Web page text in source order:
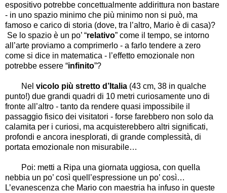
espositivo potrebbe concettualmente addirittura non bastare
- in uno spazio minimo che più minimo non si può, ma
famoso e carico di storia (dove, tra l’altro, Mario è di casa)?
Se lo spazio è un po’ “relativo” come il tempo, se intorno
all’arte proviamo a comprimerlo - a farlo tendere a zero
come si dice in matematica - l’effetto emozionale non
potrebbe essere “infinito”?
Nel vicolo più stretto d’Italia (43 cm, 38 in qualche
punto!) due grandi quadri di 10 metri curiosamente uno di
fronte all’altro - tanto da rendere quasi impossibile il
passaggio fisico dei visitatori - forse farebbero non solo da
calamita per i curiosi, ma acquisterebbero altri significati,
profondi e ancora inesplorati, di grande complessità, di
portata emozionale non misurabile…
Poi: metti a Ripa una giornata uggiosa, con quella
nebbia un po’ così quell’espressione un po’ così…
L’evanescenza che Mario con maestria ha infuso in queste